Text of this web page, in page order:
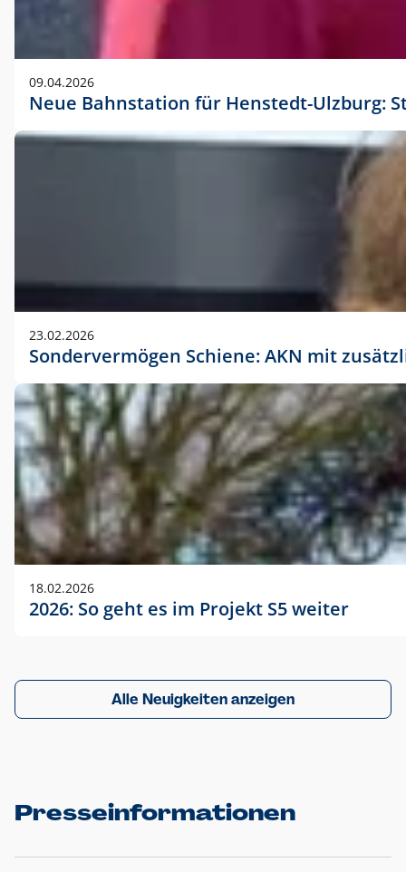
09.04.2026
Neue Bahnstation für Henstedt-Ulzburg:
23.02.2026
Sondervermögen Schiene: AKN mit
18.02.2026
2026: So geht es im Projekt S5 weiter
Alle Neuigkeiten anzeigen
Presseinformationen